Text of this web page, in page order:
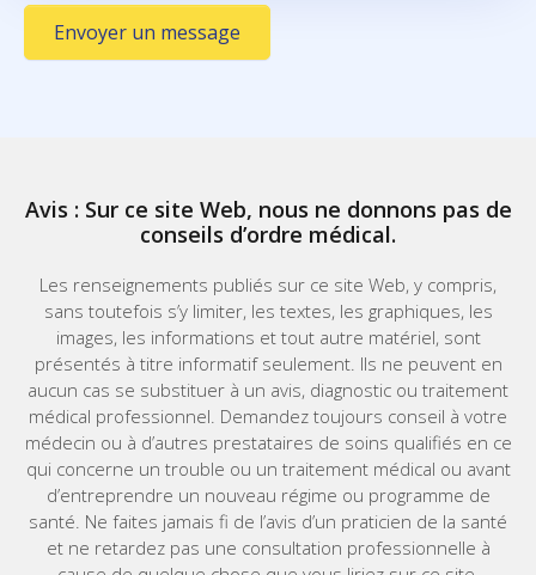
Envoyer un message
Avis : Sur ce site Web, nous ne donnons pas de
conseils d’ordre médical.
Les renseignements publiés sur ce site Web, y compris,
sans toutefois s’y limiter, les textes, les graphiques, les
images, les informations et tout autre matériel, sont
présentés à titre informatif seulement. Ils ne peuvent en
aucun cas se substituer à un avis, diagnostic ou traitement
médical professionnel. Demandez toujours conseil à votre
médecin ou à d’autres prestataires de soins qualifiés en ce
qui concerne un trouble ou un traitement médical ou avant
d’entreprendre un nouveau régime ou programme de
santé. Ne faites jamais fi de l’avis d’un praticien de la santé
et ne retardez pas une consultation professionnelle à